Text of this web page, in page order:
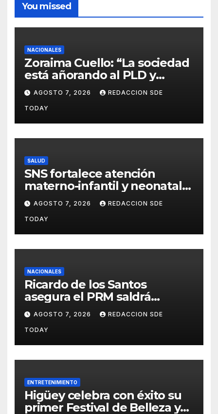
You missed
NACIONALES
Zoraima Cuello: “La sociedad
está añorando al PLD y
nuestro deber es comunicar
con la verdad y las
evidencias”
AGOSTO 7, 2026 REDACCION SDE
TODAY
SALUD
SNS fortalece atención
materno-infantil y neonatal
con nuevas estrategias y
avances en la Red Pública de
Salud
AGOSTO 7, 2026 REDACCION SDE
TODAY
NACIONALES
Ricardo de los Santos
asegura el PRM saldrá
fortalecido del proceso
interno para escoger nuevas
autoridades
AGOSTO 7, 2026 REDACCION SDE
TODAY
ENTRETENIMIENTO
Higüey celebra con éxito su
primer Festival de Belleza y